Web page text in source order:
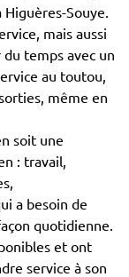
Souye.
mais aussi
temps avec un
au toutou,
même en
soit une
: travail,
a besoin de
quotidienne.
et ont
service à son